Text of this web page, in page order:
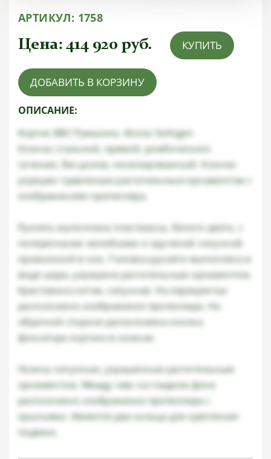
АРТИКУЛ: 1758
Цена: 414 920 руб. КУПИТЬ
ДОБАВИТЬ В КОРЗИНУ
ОПИСАНИЕ:
Кортик ВВС Румынии, Alcoso Solingen
Клинок стальной, прямой, ромбического
сечения, без долов, никелированный. Клинок
украшен травленым растительным орнаментом с
изображением пропеллера.
Рукоять выполнена пластмассы, белого цвета, с
поперечными желобками и крученой латунной
проволокой в них. Головка рукояти выполнена в
виде шара, украшена растительным орнаментом.
Крестовина литая, латунная. На перекрестье
расположено изображение пропеллера. На
обратной стороне расположена кнопка
фиксатора кортика в ножнах.
Ножны латунные, украшенные растительным
орнаментом. Между гаек на гладком фоне
расположено изображение пропеллера с
крыльями. Имеются два кольца для крепления
подвеса.